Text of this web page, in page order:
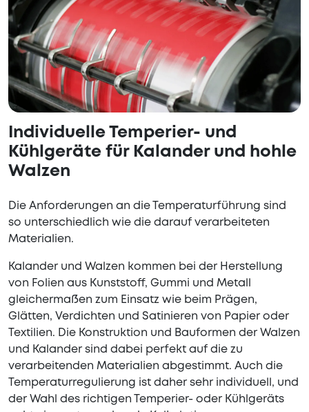
Individuelle Temperier- und
Kühlgeräte für Kalander und hohle
Walzen
Die Anforderungen an die Temperaturführung sind
so unterschiedlich wie die darauf verarbeiteten
Materialien.
Kalander und Walzen kommen bei der Herstellung
von Folien aus Kunststoff, Gummi und Metall
gleichermaßen zum Einsatz wie beim Prägen,
Glätten, Verdichten und Satinieren von Papier oder
Textilien. Die Konstruktion und Bauformen der Walzen
und Kalander sind dabei perfekt auf die zu
verarbeitenden Materialien abgestimmt. Auch die
Temperaturregulierung ist daher sehr individuell, und
der Wahl des richtigen Temperier- oder Kühlgeräts